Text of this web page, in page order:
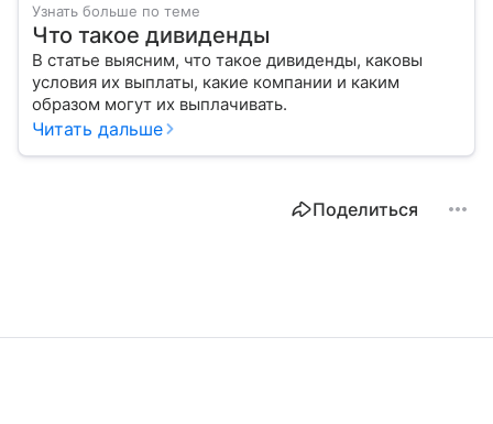
Узнать больше по теме
Что такое дивиденды
В статье выясним, что такое дивиденды, каковы
условия их выплаты, какие компании и каким
образом могут их выплачивать.
Читать дальше
Поделиться